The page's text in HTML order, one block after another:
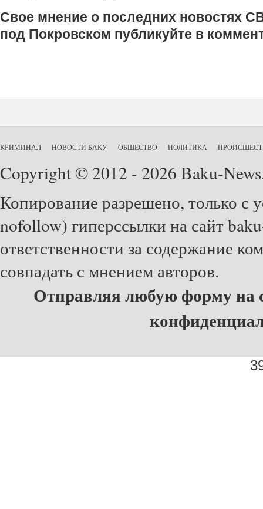
Свое мнение о последних новостях
под Покровском публикуйте в
КРИМИНАЛ НОВОСТИ БАКУ ОБЩЕСТВО ПОЛИТИКА
Copyright © 2012 - 2026 Baku-
Копирование разрешено, только с
nofollow) гиперссылки на сайт
ответственности за содержание
совпадать с мнением авторов.
Отправляя любую форму на